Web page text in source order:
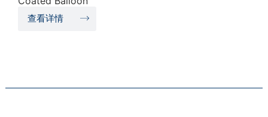
查看详情